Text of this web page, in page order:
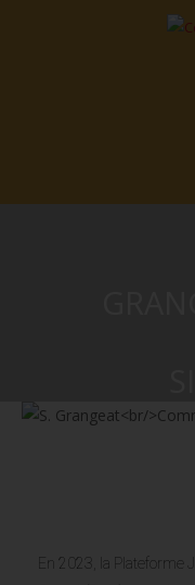
En 2023, la Plateforme